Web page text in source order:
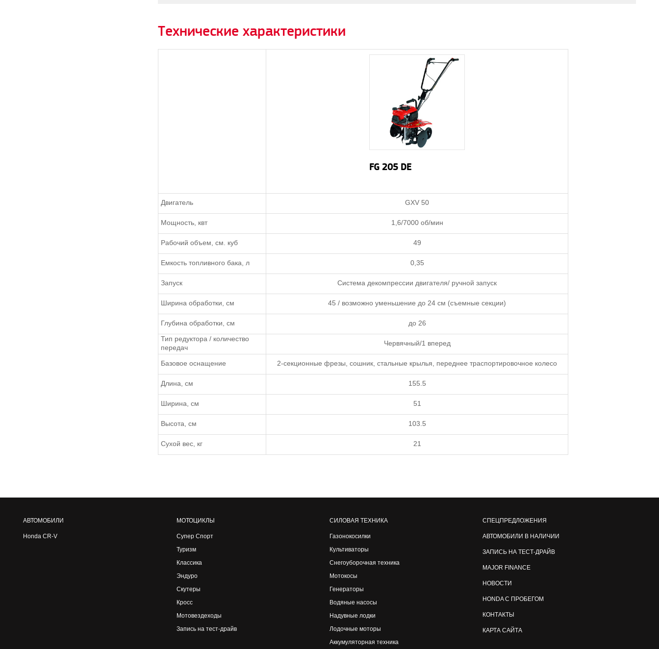
Технические характеристики
Двигатель
Мощность, квт
Рабочий объем, см. куб
Емкость топливного бака, л
Запуск
Ширина обработки, см
Глубина обработки, см
Тип редуктора / количество
передач
Базовое оснащение
Длина, см
Ширина, см
Высота, см
Сухой вес, кг
FG 205 DE
GXV 50
1,6/7000 об/мин
49
0,35
Система декомпрессии двигателя/ ручной запуск
45 / возможно уменьшение до 24 см (съемные секции)
до 26
Червячный/1 вперед
2-секционные фрезы, сошник, стальные крылья, переднее траспортировочное колесо
155.5
51
103.5
21
АВТОМОБИЛИ
Honda CR-V
МОТОЦИКЛЫ
Супер Спорт
Туризм
Классика
Эндуро
Скутеры
Кросс
Мотовездеходы
Запись на тест-драйв
СИЛОВАЯ ТЕХНИКА
Газонокосилки
Культиваторы
Снегоуборочная техника
Мотокосы
Генераторы
Водяные насосы
Надувные лодки
Лодочные моторы
Аккумуляторная техника
СПЕЦПРЕДЛОЖЕНИЯ
АВТОМОБИЛИ В НАЛИЧИИ
ЗАПИСЬ НА ТЕСТ-ДРАЙВ
MAJOR FINANCE
НОВОСТИ
HONDA С ПРОБЕГОМ
КОНТАКТЫ
КАРТА САЙТА